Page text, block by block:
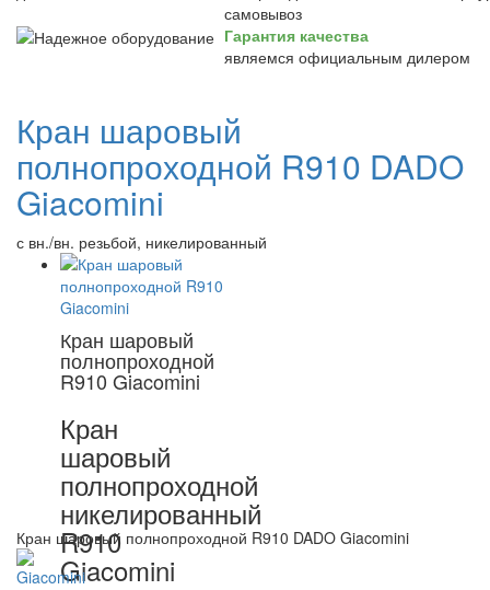
самовывоз
Гарантия качества
являемся официальным дилером
Кран шаровый
полнопроходной R910 DADO
Giacomini
с вн./вн. резьбой, никелированный
Кран шаровый
полнопроходной
R910 Giacomini
Кран
шаровый
полнопроходной
никелированный
R910
Giacomini
Кран шаровый полнопроходной R910 DADO Giacomini